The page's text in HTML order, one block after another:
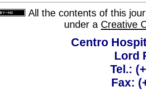
All the contents of this
under a Creative
Centro
Lord
Tel.:
Fax: